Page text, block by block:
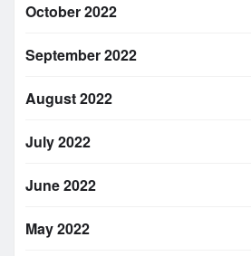
October 2022
September 2022
August 2022
July 2022
June 2022
May 2022